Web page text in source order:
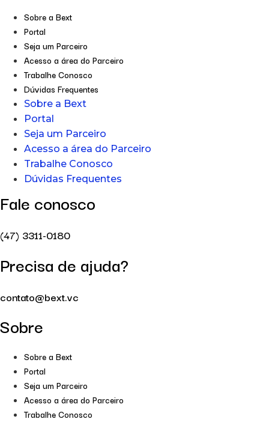
Sobre a Bext
Portal
Seja um Parceiro
Acesso a área do Parceiro
Trabalhe Conosco
Dúvidas Frequentes
Sobre a Bext
Portal
Seja um Parceiro
Acesso a área do Parceiro
Trabalhe Conosco
Dúvidas Frequentes
Fale conosco
(47) 3311-0180
Precisa de ajuda?
contato@bext.vc
Sobre
Sobre a Bext
Portal
Seja um Parceiro
Acesso a área do Parceiro
Trabalhe Conosco